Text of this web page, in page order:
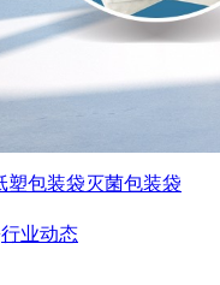
塑包装袋灭菌包装袋
行业动态